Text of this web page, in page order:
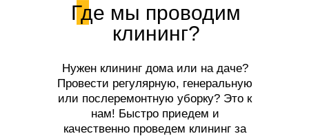
Где мы проводим
клининг?
Нужен клининг дома или на даче?
Провести регулярную, генеральную
или послеремонтную уборку? Это к
нам! Быстро приедем и
качественно проведем клининг за